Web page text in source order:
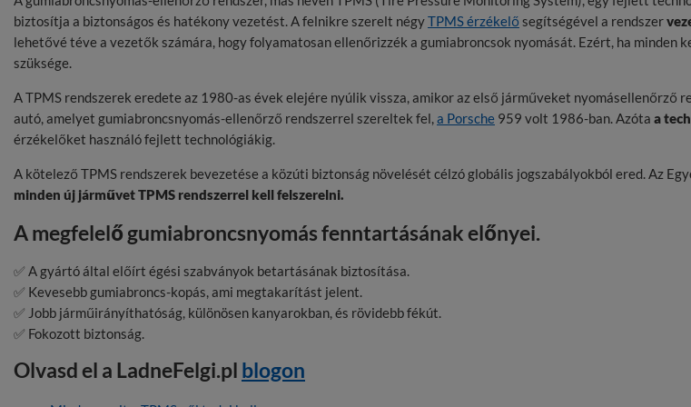
biztosítja a biztonságos és hatékony vezetést. A felnikre szerelt négyTPMS érzékelő segítségével a rendszer
lehetővé téve a vezetők számára, hogy folyamatosan ellenőrizzék a gumiabroncsok nyomását. Ezért, ha
szüksége.
A TPMS rendszerek eredete az 1980-as évek elejére nyúlik vissza, amikor az első járműveket
autó, amelyet gumiabroncsnyomás-ellenőrző rendszerrel szereltek fel,a Porsche 959 volt 1986-ban. Azóta a
érzékelőket használó fejlett technológiákig.
A kötelező TPMS rendszerek bevezetése a közúti biztonság növelését célzó globális jogszabályokból ered. Az
minden új járművet TPMS rendszerrel kell felszerelni.
A megfelelő gumiabroncsnyomás fenntartásának előnyei.
✅ A gyártó által előírt égési szabványok betartásának biztosítása.
✅ Kevesebb gumiabroncs-kopás, ami megtakarítást jelent.
✅ Jobb járműirányíthatóság, különösen kanyarokban, és rövidebb fékút.
✅ Fokozott biztonság.
Olvasd el a LadneFelgi.pl blogon